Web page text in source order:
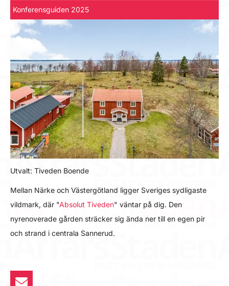
Konferensguiden 2025
Utvalt: Tiveden Boende
Mellan Närke och Västergötland ligger Sveriges sydligaste
vildmark, där "Absolut Tiveden" väntar på dig. Den
nyrenoverade gården sträcker sig ända ner till en egen pir
och strand i centrala Sannerud.